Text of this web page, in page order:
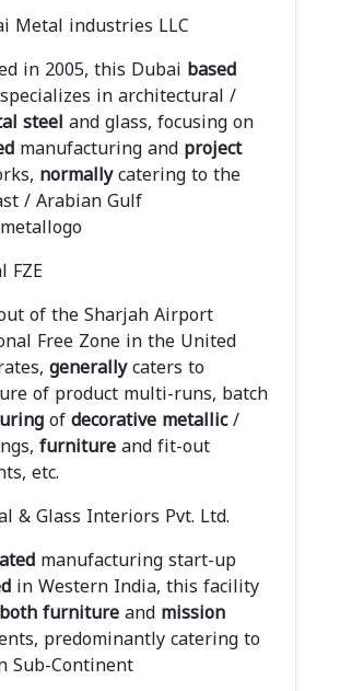
Metal industries LLC
in 2005, this Dubai based
in architectural /
steeland glass, focusing on
manufacturing andproject
normallycatering to the
/ Arabian Gulf
FZE
of the Sharjah Airport
Free Zone in the United
generallycaters to
of product multi-runs, batch
ofdecorativemetallic/
furnitureand fit-out
etc.
& Glass Interiors Pvt. Ltd.
manufacturing start-up
in Western India, this facility
bothfurnitureandmission
predominantly catering to
Sub-Continent